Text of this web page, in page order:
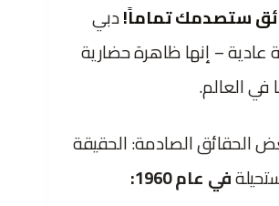
ستصدمك تماماً!دبي
عادية – إنها ظاهرة حضارية
في العالم.
الحقائق الصادمة: الحقيقة
في عام 1960: